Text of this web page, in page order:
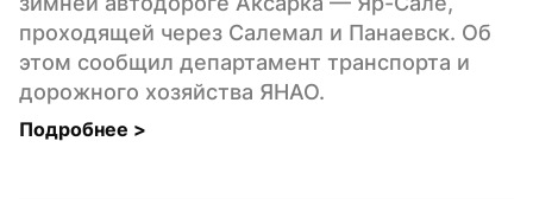
проходящей через Салемал и Панаевск. Об
этом сообщил департамент транспорта и
дорожного хозяйства ЯНАО.
Подробнее >